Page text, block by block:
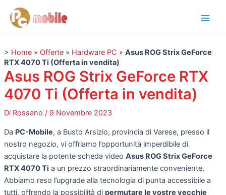
contenuto
> Home» Offerte» Hardware PC » Asus ROG Strix GeForce
RTX 4070 Ti (Offerta in vendita)
Asus ROG Strix GeForce RTX
4070 Ti (Offerta in vendita)
Di Rossano / 9 Novembre 2023
Da PC-Mobile, a Busto Arsizio, provincia di Varese, presso il
nostro negozio, vi offriamo l’opportunità imperdibile di
acquistare la potente scheda video Asus ROG Strix GeForce
RTX 4070 Ti a un prezzo straordinariamente conveniente.
Abbiamo reso l’upgrade alla tecnologia di punta accessibile a
tutti, offrendo la possibilità di permutare le vostre vecchie
Navigazione
articoli